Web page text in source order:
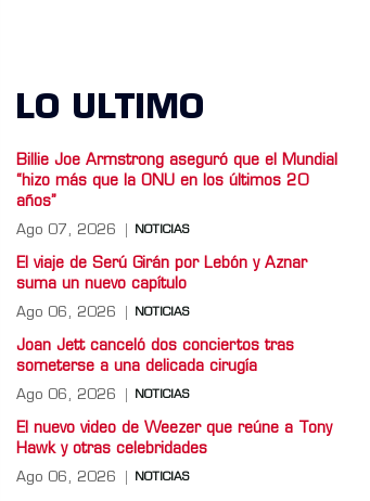
LO ULTIMO
Billie Joe Armstrong aseguró que el Mundial
“hizo más que la ONU en los últimos 20
años”
Ago 07, 2026 NOTICIAS
El viaje de Serú Girán por Lebón y Aznar
suma un nuevo capítulo
Ago 06, 2026 NOTICIAS
Joan Jett canceló dos conciertos tras
someterse a una delicada cirugía
Ago 06, 2026 NOTICIAS
El nuevo video de Weezer que reúne a Tony
Hawk y otras celebridades
Ago 06, 2026 NOTICIAS